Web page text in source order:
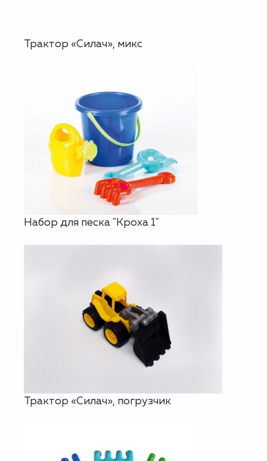
Трактор «Силач», микс
Набор для песка "Кроха 1"
Трактор «Силач», погрузчик